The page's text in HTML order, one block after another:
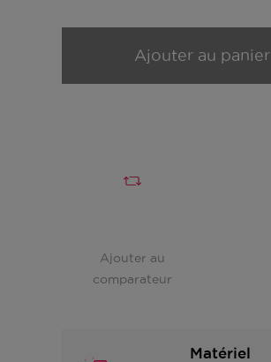
Ajouter au panier
Ajouter au
comparateur
Matériel